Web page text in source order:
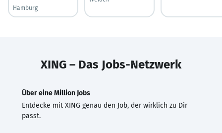
Hamburg
XING – Das Jobs-Netzwerk
Über eine Million Jobs
Entdecke mit XING genau den Job, der wirklich zu Dir
passt.